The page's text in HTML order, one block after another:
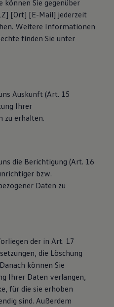
können Sie gegenüber
[Ort] [E-Mail] jederzeit
Weitere Informationen
finden Sie unter
Auskunft (Art. 15
Ihrer
zu erhalten.
die Berichtigung (Art. 16
bzw.
Daten zu
der in Art. 17
die Löschung
können Sie
Ihrer Daten verlangen,
für die sie erhoben
sind. Außerdem